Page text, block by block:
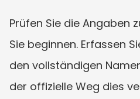
Prüfen Sie die Angaben
Sie beginnen. Erfassen
den vollständigen
der offizielle Weg dies